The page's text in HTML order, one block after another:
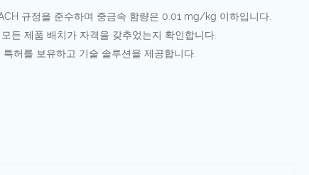
규정을 준수하며 중금속 함량은 0.01 mg/kg 이하입니다.
든 제품 배치가 자격을 갖추었는지 확인합니다.
허를 보유하고 기술 솔루션을 제공합니다.